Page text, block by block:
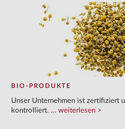
BIO-PRODUKTE
Unser Unternehmen ist zertifiziert
kontrolliert.
weiterlesen